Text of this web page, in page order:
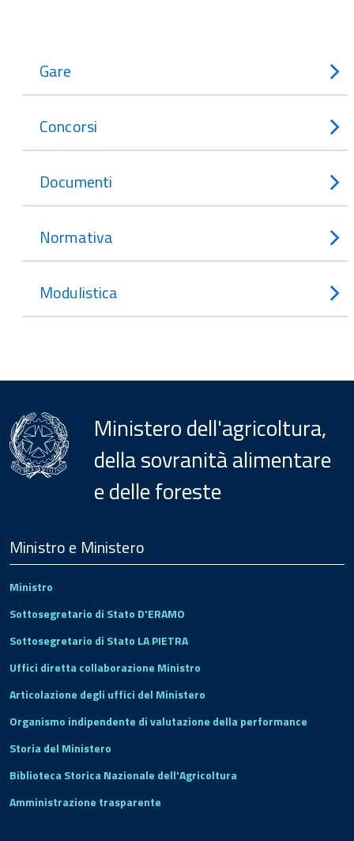
Gare
Concorsi
Documenti
Normativa
Modulistica
Ministero dell'agricoltura,
della sovranità alimentare
e delle foreste
Footer
Ministro e Ministero
Ministro
Sottosegretario di Stato D'ERAMO
Sottosegretario di Stato LA PIETRA
Uffici diretta collaborazione Ministro
Articolazione degli uffici del Ministero
Organismo indipendente di valutazione della performance
Storia del Ministero
Biblioteca Storica Nazionale dell'Agricoltura
Amministrazione trasparente